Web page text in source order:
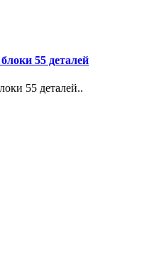
55 деталей
55 деталей..